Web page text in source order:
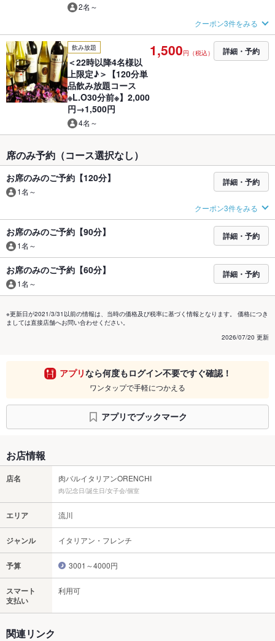
2名～
クーポン3件をみる
飲み放題
＜22時以降4名様以
上限定♪＞【120分単
品飲み放題コース
※L.O30分前※】2,000
円→1,500円
4名～
1,500円（税込） 詳細・予約
席のみ予約（コース選択なし）
お席のみのご予約【120分】
1名～
詳細・予約
クーポン3件をみる
お席のみのご予約【90分】
1名～
詳細・予約
お席のみのご予約【60分】
1名～
詳細・予約
※更新日が2021/3/31以前の情報は、当時の価格及び税率に基づく情報となります。 価格につき
ましては直接店舗へお問い合わせください。
2026/07/20 更新
アプリなら何度もログイン不要ですぐ確認！
ワンタップで手軽につかえる
アプリでブックマーク
お店情報
店名 肉バルイタリアンORENCHI
肉/記念日/誕生日/女子会/個室
エリア 流川
ジャンル イタリアン・フレンチ
予算 3001～4000円
スマート
支払い
利用可
関連リンク